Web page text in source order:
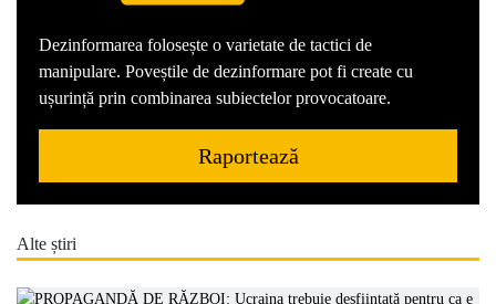
Dezinformarea folosește o varietate de tactici de
manipulare. Poveștile de dezinformare pot fi create cu
ușurință prin combinarea subiectelor provocatoare.
Raportează
Alte știri